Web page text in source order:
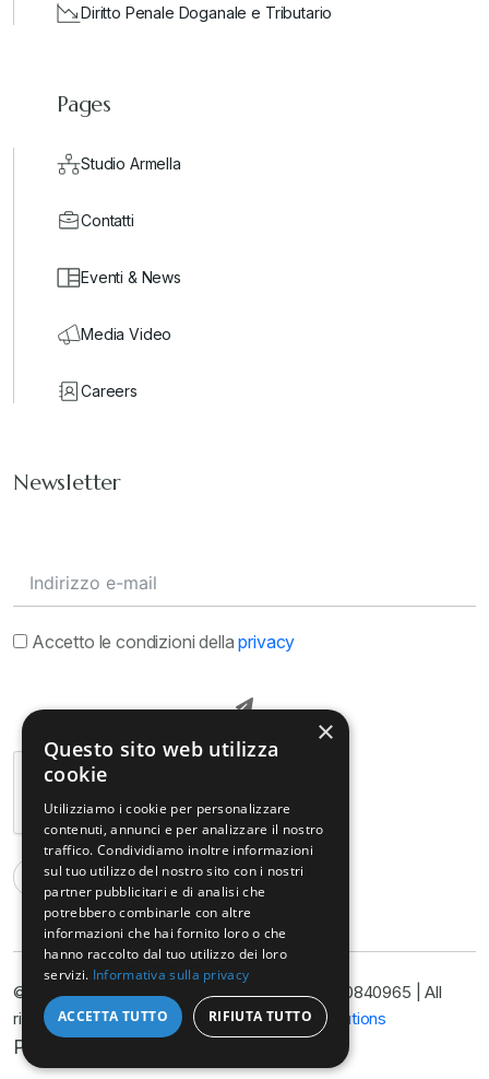
Diritto Penale Doganale e Tributario
Pages
Studio Armella
Contatti
Eventi & News
Media Video
Careers
Newsletter
Accetto le condizioni dellaprivacy
© Copyright@ Studio Legale Armella P.I. 11090840965 | All
rights reserved 2025 | Developed byNyx Solutions
Privacy Policy
×
Questo sito web utilizza
cookie
Utilizziamo i cookie per personalizzare
contenuti, annunci e per analizzare il nostro
traffico. Condividiamo inoltre informazioni
sul tuo utilizzo del nostro sito con i nostri
partner pubblicitari e di analisi che
potrebbero combinarle con altre
informazioni che hai fornito loro o che
hanno raccolto dal tuo utilizzo dei loro
servizi. Informativa sulla privacy
ACCETTA TUTTO RIFIUTA TUTTO